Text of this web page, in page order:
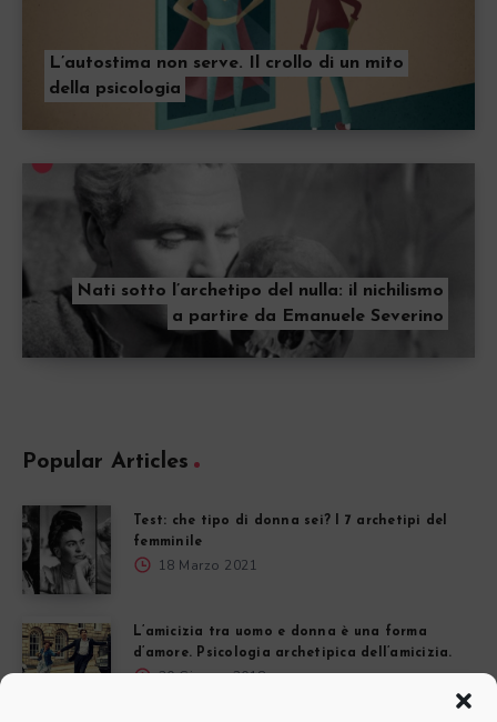
L’autostima non serve. Il crollo di un mito
della psicologia
Nati sotto l’archetipo del nulla: il nichilismo
a partire da Emanuele Severino
Popular Articles
Test: che tipo di donna sei? I 7 archetipi del
femminile
18 Marzo 2021
L’amicizia tra uomo e donna è una forma
d’amore. Psicologia archetipica dell’amicizia.
20 Giugno 2018